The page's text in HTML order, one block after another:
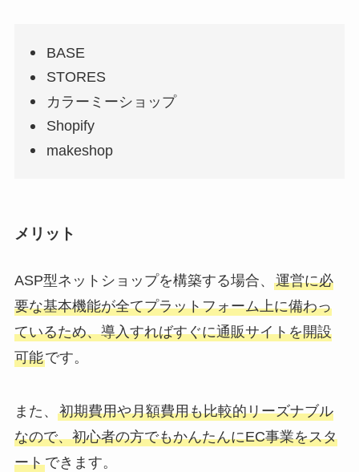
BASE
STORES
カラーミーショップ
Shopify
makeshop
メリット
ASP型ネットショップを構築する場合、 運営に必
要な基本機能が全てプラットフォーム上に備わっ
ているため、導入すればすぐに通販サイトを開設
可能です。
また、 初期費用や月額費用も比較的リーズナブル
なので、初心者の方でもかんたんにEC事業をスタ
ートできます。